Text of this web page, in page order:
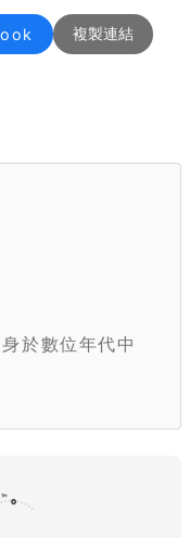
複製連結
於數位年代中